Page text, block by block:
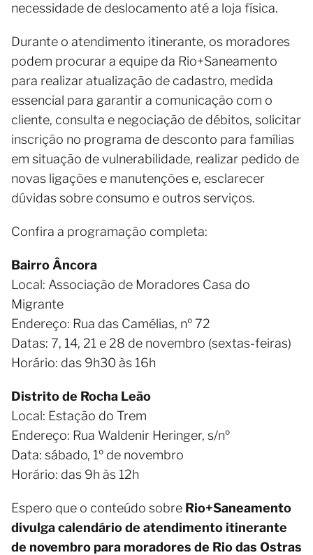
necessidade de deslocamento até a loja física.
Durante o atendimento itinerante, os moradores
podem procurar a equipe da Rio+Saneamento
para realizar atualização de cadastro, medida
essencial para garantir a comunicação com o
cliente, consulta e negociação de débitos, solicitar
inscrição no programa de desconto para famílias
em situação de vulnerabilidade, realizar pedido de
novas ligações e manutenções e, esclarecer
dúvidas sobre consumo e outros serviços.
Confira a programação completa:
Bairro Âncora
Local: Associação de Moradores Casa do
Migrante
Endereço: Rua das Camélias, nº 72
Datas: 7, 14, 21 e 28 de novembro (sextas-feiras)
Horário: das 9h30 às 16h
Distrito de Rocha Leão
Local: Estação do Trem
Endereço: Rua Waldenir Heringer, s/nº
Data: sábado, 1º de novembro
Horário: das 9h às 12h
Espero que o conteúdo sobre Rio+Saneamento
divulga calendário de atendimento itinerante
de novembro para moradores de Rio das Ostras